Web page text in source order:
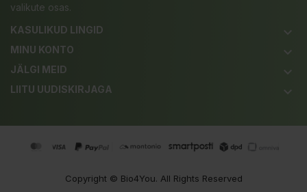
valikute osas.
KASULIKUD LINGID
keyboard_arrow_down
MINU KONTO keyboard_arrow_down
JÄLGI MEID keyboard_arrow_down
LIITU UUDISKIRJAGA keyboard_arrow_down
Copyright © Bio4You. All Rights Reserved